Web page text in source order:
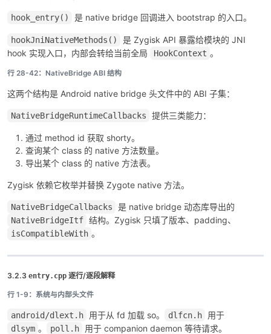
hook_entry() 是 native bridge 回调进入 bootstrap 的入口。
hookJniNativeMethods()
是 Zygisk API 暴露给模块的 JNI
hook 实现入口，内部会转给当前全局
HookContext 。
行 28-42：NativeBridge ABI 结构
这两个结构是 Android native bridge 头文件中的 ABI 子集：
NativeBridgeRuntimeCallbacks 提供三类能力：
通过 method id 获取 shorty。
查询某个 class 的 native 方法数量。
导出某个 class 的 native 方法表。
Zygisk 依赖它枚举并替换 Zygote native 方法。
NativeBridgeCallbacks 是 native bridge 动态库导出的
NativeBridgeItf 结构。Zygisk 只填了版本、padding、
isCompatibleWith 。
3.2.3 entry.cpp 逐行/逐段解释
行 1-9：系统与内部头文件
android/dlext.h 用于从 fd 加载 so。 dlfcn.h 用于
dlsym 。 poll.h 用于 companion daemon 等待请求。